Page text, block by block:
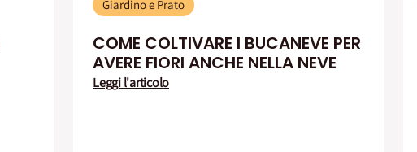
Giardino e Prato
COME COLTIVARE I BUCANEVE PER
AVERE FIORI ANCHE NELLA NEVE
Leggi l'articolo